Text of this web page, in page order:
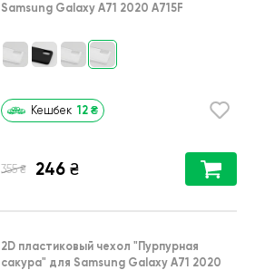
Samsung Galaxy A71 2020 A715F
Кешбек 12 ₴
355 ₴ 246 ₴
2D пластиковый чехол "Пурпурная
сакура" для Samsung Galaxy A71 2020